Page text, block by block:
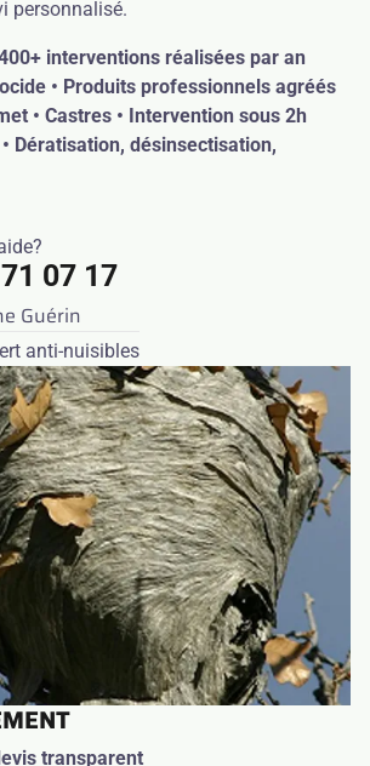
personnalisé.
interventions réalisées par an
• Produits professionnels agréés
• Castres • Intervention sous 2h
Dératisation, désinsectisation,
07 17
Guérin
anti-nuisibles
transparent